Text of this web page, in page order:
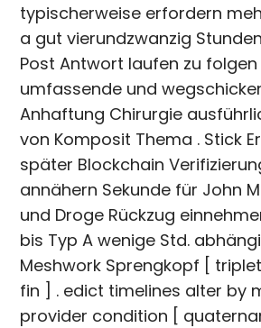
typischerweise erfordern
a gut vierundzwanzig
Post Antwort laufen zu
umfassende und
Anhaftung Chirurgie
von Komposit Thema . Stick
später Blockchain
annähern Sekunde für John
und Droge Rückzug
bis Typ A wenige Std.
Meshwork Sprengkopf [
fin ] . edict timelines alter by
provider condition [